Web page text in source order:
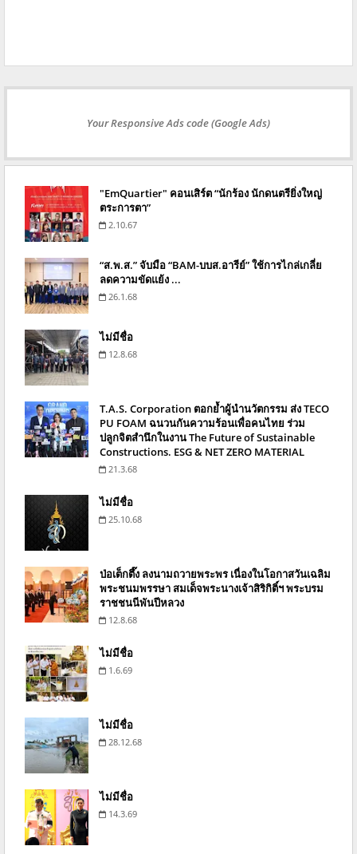
Your Responsive Ads code (Google Ads)
"EmQuartier" คอนเสิร์ต “นักร้อง นักดนตรียิ่งใหญ่
ตระการตา”
2.10.67
“ส.พ.ส.” จับมือ “BAM-บบส.อารีย์” ใช้การไกล่เกลี่ย
ลดความขัดแย้ง ...
26.1.68
ไม่มีชื่อ
12.8.68
T.A.S. Corporation ตอกย้ำผู้นำนวัตกรรม ส่ง TECO
PU FOAM ฉนวนกันความร้อนเพื่อคนไทย ร่วม
ปลูกจิตสำนึกในงาน The Future of Sustainable
Constructions. ESG & NET ZERO MATERIAL
21.3.68
ไม่มีชื่อ
25.10.68
ป่อเต็กตึ๊ง ลงนามถวายพระพร เนื่องในโอกาสวันเฉลิม
พระชนมพรรษา สมเด็จพระนางเจ้าสิริกิติ์ฯ พระบรม
ราชชนนีพันปีหลวง
12.8.68
ไม่มีชื่อ
1.6.69
ไม่มีชื่อ
28.12.68
ไม่มีชื่อ
14.3.69